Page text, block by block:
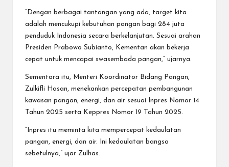
“Dengan berbagai tantangan yang ada, target kita
adalah mencukupi kebutuhan pangan bagi 284 juta
penduduk Indonesia secara berkelanjutan. Sesuai arahan
Presiden Prabowo Subianto, Kementan akan bekerja
cepat untuk mencapai swasembada pangan,” ujarnya.
Sementara itu, Menteri Koordinator Bidang Pangan,
Zulkifli Hasan, menekankan percepatan pembangunan
kawasan pangan, energi, dan air sesuai Inpres Nomor 14
Tahun 2025 serta Keppres Nomor 19 Tahun 2025.
“Inpres itu meminta kita mempercepat kedaulatan
pangan, energi, dan air. Ini kedaulatan bangsa
sebetulnya,” ujar Zulhas.